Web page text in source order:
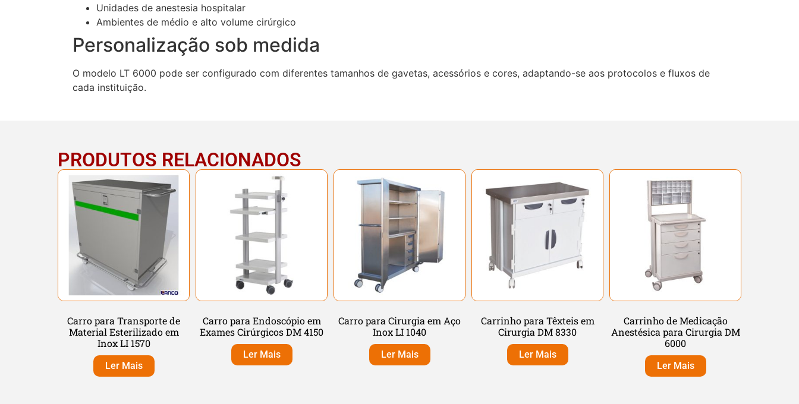
Unidades de anestesia hospitalar
Ambientes de médio e alto volume cirúrgico
Personalização sob medida
O modelo LT 6000 pode ser configurado com diferentes tamanhos de gavetas, acessórios e cores, adaptando-se aos protocolos e fluxos de
cada instituição.
PRODUTOS RELACIONADOS
Carro para Transporte de
Material Esterilizado em
Inox LI 1570
Ler Mais
Carro para Endoscópio em
Exames Cirúrgicos DM 4150
Ler Mais
Carro para Cirurgia em Aço
Inox LI 1040
Ler Mais
Carrinho para Têxteis em
Cirurgia DM 8330
Ler Mais
Carrinho de Medicação
Anestésica para Cirurgia DM
6000
Ler Mais